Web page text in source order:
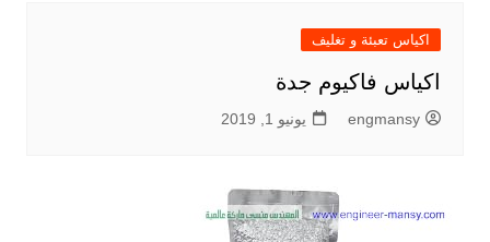
اكياس تعبئة و تغليف
اكياس فاكيوم جدة
engmansy يونيو 1, 2019